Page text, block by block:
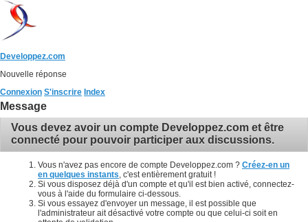
Developpez.com
Nouvelle réponse
Connexion S'inscrire Index
Message
Vous devez avoir un compte Developpez.com et être
connecté pour pouvoir participer aux discussions.
Vous n'avez pas encore de compte Developpez.com ? Créez-en un
en quelques instants , c'est entièrement gratuit !
Si vous disposez déjà d'un compte et qu'il est bien activé, connectez-
vous à l'aide du formulaire ci-dessous.
Si vous essayez d'envoyer un message, il est possible que
l'administrateur ait désactivé votre compte ou que celui-ci soit en